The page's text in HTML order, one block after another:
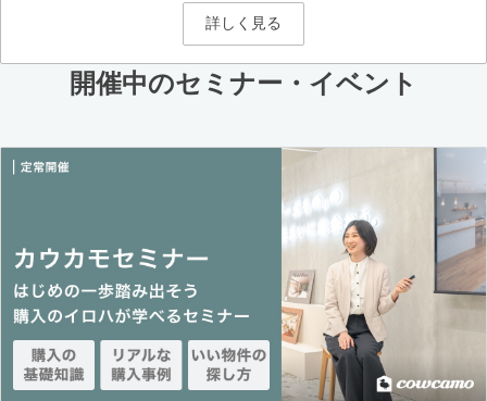
詳しく見る
開催中のセミナー・イベント